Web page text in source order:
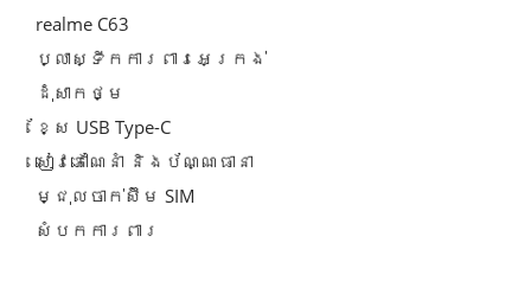
realme C63
ប្លាស្ទីកការពារអេក្រង់
ដុំសាកថ្ម
ខ្សែ USB Type-C
សៀវភៅណែនាំ និងប័ណ្ណធានា
ម្ជុលចាក់ស៊ីម SIM
សំបកការពារ